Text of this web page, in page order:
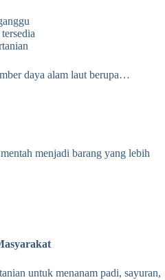
daya alam laut berupa…
menjadi barang yang lebih
untuk menanam padi, sayuran,